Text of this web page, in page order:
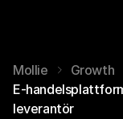
Mollie
Growth
E-
leverantör